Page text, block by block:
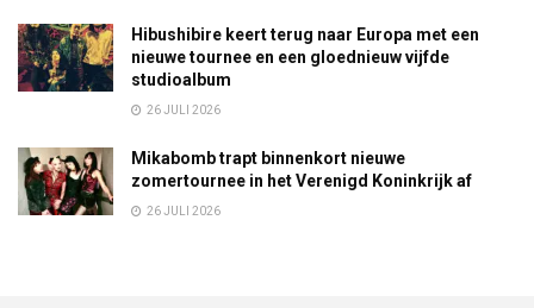
Hibushibire keert terug naar Europa met een
nieuwe tournee en een gloednieuw vijfde
studioalbum
26 JULI 2026
Mikabomb trapt binnenkort nieuwe
zomertournee in het Verenigd Koninkrijk af
26 JULI 2026